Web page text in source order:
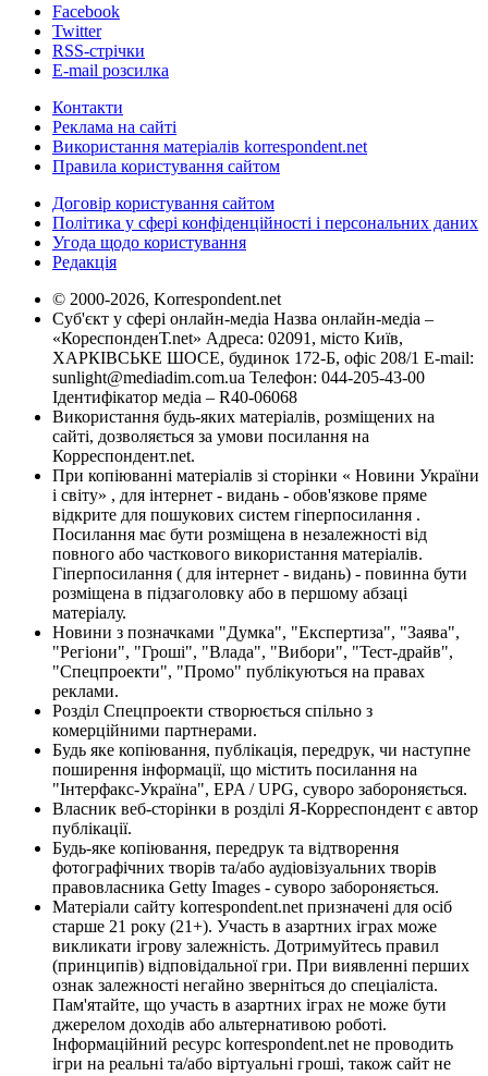
Facebook
Twitter
RSS-стрічки
E-mail розсилка
Контакти
Реклама на сайті
Використання матеріалів korrespondent.net
Правила користування сайтом
Договір користування сайтом
Політика у сфері конфіденційності і персональних даних
Угода щодо користування
Редакція
© 2000-2026, Korrespondent.net
Суб'єкт у сфері онлайн-медіа Назва онлайн-медіа –
«КореспонденТ.net» Адреса: 02091, місто Київ,
ХАРКІВСЬКЕ ШОСЕ, будинок 172-Б, офіс 208/1 E-mail:
sunlight@mediadim.com.ua Телефон: 044-205-43-00
Ідентифікатор медіа – R40-06068
Використання будь-яких матеріалів, розміщених на
сайті, дозволяється за умови посилання на
Корреспондент.net.
При копіюванні матеріалів зі сторінки « Новини України
і світу» , для інтернет - видань - обов'язкове пряме
відкрите для пошукових систем гіперпосилання .
Посилання має бути розміщена в незалежності від
повного або часткового використання матеріалів.
Гіперпосилання ( для інтернет - видань) - повинна бути
розміщена в підзаголовку або в першому абзаці
матеріалу.
Новини з позначками "Думка", "Експертиза", "Заява",
"Регіони", "Гроші", "Влада", "Вибори", "Тест-драйв",
"Спецпроекти", "Промо" публікуються на правах
реклами.
Розділ Спецпроекти створюється спільно з
комерційними партнерами.
Будь яке копіювання, публікація, передрук, чи наступне
поширення інформації, що містить посилання на
"Інтерфакс-Україна", EPA / UPG, суворо забороняється.
Власник веб-сторінки в розділі Я-Корреспондент є автор
публікації.
Будь-яке копіювання, передрук та відтворення
фотографічних творів та/або аудіовізуальних творів
правовласника Getty Images - суворо забороняється.
Матеріали сайту korrespondent.net призначені для осіб
старше 21 року (21+). Участь в азартних іграх може
викликати ігрову залежність. Дотримуйтесь правил
(принципів) відповідальної гри. При виявленні перших
ознак залежності негайно зверніться до спеціаліста.
Пам'ятайте, що участь в азартних іграх не може бути
джерелом доходів або альтернативою роботі.
Інформаційний ресурс korrespondent.net не проводить
ігри на реальні та/або віртуальні гроші, також сайт не